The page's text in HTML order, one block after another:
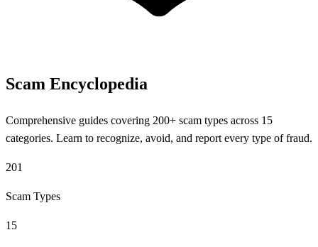
Scam Encyclopedia
Comprehensive guides covering 200+ scam types across 15
categories. Learn to recognize, avoid, and report every type of fraud.
201
Scam Types
15